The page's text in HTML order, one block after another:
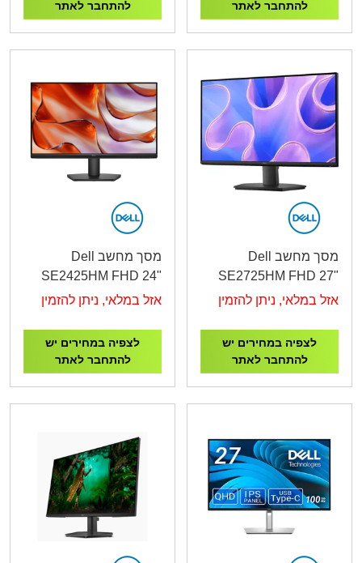
להתחבר לאתר
להתחבר לאתר
מסך מחשב Dell
SE2725HM FHD 27"
IPS VGA HDMI
אזל במלאי, ניתן להזמין
לצפיה במחירים יש
להתחבר לאתר
מסך מחשב Dell
SE2425HM FHD 24"
IPS VGA HDMI
אזל במלאי, ניתן להזמין
לצפיה במחירים יש
להתחבר לאתר